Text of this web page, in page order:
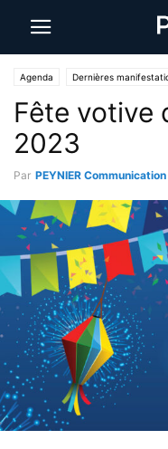
Agenda Dernières
Fête votive
2023
Par PEYNIER Communication